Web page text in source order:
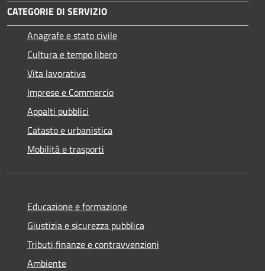
CATEGORIE DI SERVIZIO
Anagrafe e stato civile
Cultura e tempo libero
Vita lavorativa
Imprese e Commercio
Appalti pubblici
Catasto e urbanistica
Mobilità e trasporti
Educazione e formazione
Giustizia e sicurezza pubblica
Tributi,finanze e contravvenzioni
Ambiente